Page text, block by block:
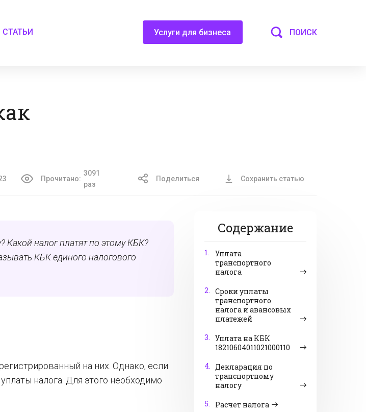
СТАТЬИ Услуги для бизнеса ПОИСК
Прочитано:
3091
раз
Поделиться Сохранить статью
Содержание
1.
Уплата
транспортного
налога
2. Сроки уплаты
транспортного
налога и авансовых
платежей
3. Уплата на КБК
18210604011021000110
4. Декларация по
транспортному
налогу
5.
Расчет налога
налог платят по этому КБК?
КБК единого налогового
на них. Однако, если
налога. Для этого необходимо